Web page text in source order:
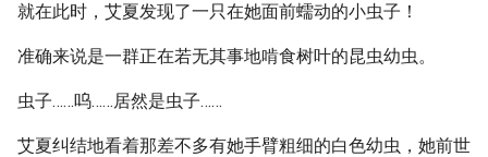
就在此时，艾夏发现了一只在她面前蠕动的小虫子！
准确来说是一群正在若无其事地啃食树叶的昆虫幼虫。
虫子……呜……居然是虫子……
艾夏纠结地看着那差不多有她手臂粗细的白色幼虫，她前世